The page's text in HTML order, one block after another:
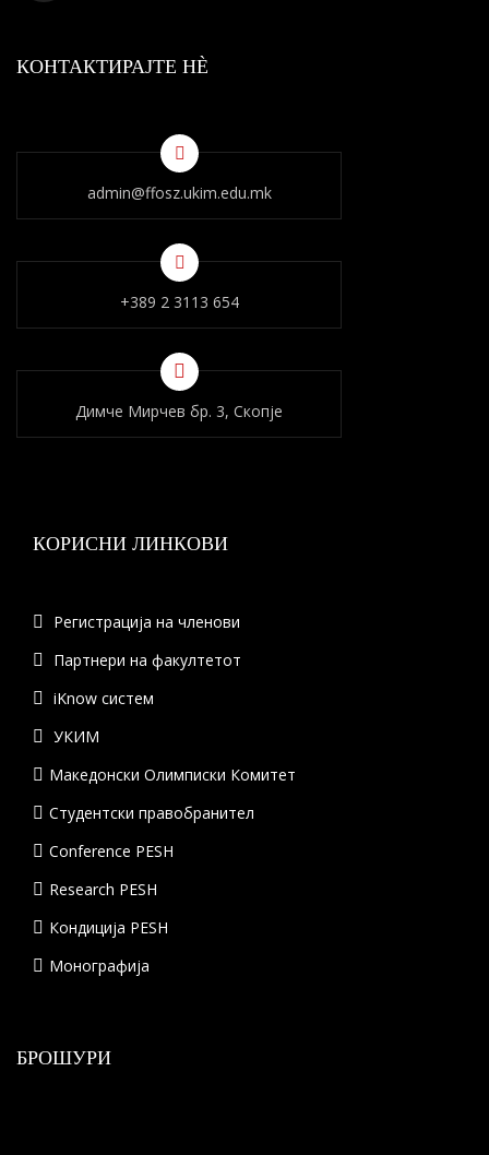
КОНТАКТИРАЈТЕ НÈ
admin@ffosz.ukim.edu.mk
+389 2 3113 654
Димче Мирчев бр. 3, Скопје
КОРИСНИ ЛИНКОВИ
Регистрација на членови
Партнери на факултетот
iKnow систем
УКИМ
Македонски Олимписки Комитет
Студентски правобранител
Conference PESH
Research PESH
Кондиција PESH
Монографија
БРОШУРИ